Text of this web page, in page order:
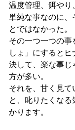
温度管理、餌やり
単純な事なのに、
とではなかった。
その一つ一つの
しょ」にするとヒ
決して、楽な事じ
方が多い。
それを、甘く見て
と、叱りたくな
かります。